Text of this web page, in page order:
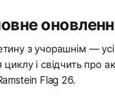
з учорашнім — усі
і свідчить про
Flag 26.